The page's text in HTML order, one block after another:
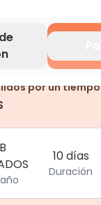
por un
10 días
Duración